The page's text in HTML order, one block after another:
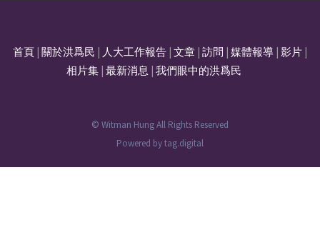
首頁 關於洪爲民 人大工作報告 文章 訪問 媒體報導 影片
相片集| 最新消息 我們眼中的洪爲民
© Witman Hung All Rights Reserved
Powered bytag.digital